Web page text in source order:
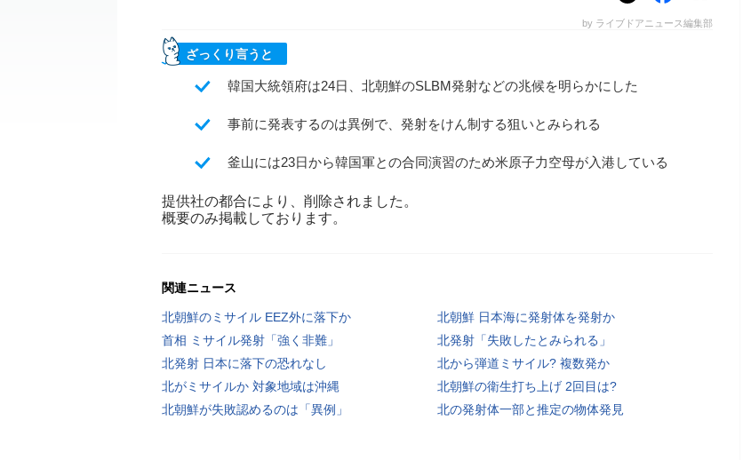
by ライブドアニュース編集部
ざっくり言うと
韓国大統領府は24日、北朝鮮のSLBM発射などの兆候を明らかにした
事前に発表するのは異例で、発射をけん制する狙いとみられる
釜山には23日から韓国軍との合同演習のため米原子力空母が入港している
提供社の都合により、削除されました。
概要のみ掲載しております。
関連ニュース
北朝鮮のミサイル EEZ外に落下か
北朝鮮 日本海に発射体を発射か
首相 ミサイル発射「強く非難」
北発射「失敗したとみられる」
北発射 日本に落下の恐れなし
北から弾道ミサイル? 複数発か
北がミサイルか 対象地域は沖縄
北朝鮮の衛生打ち上げ 2回目は?
北朝鮮が失敗認めるのは「異例」
北の発射体一部と推定の物体発見